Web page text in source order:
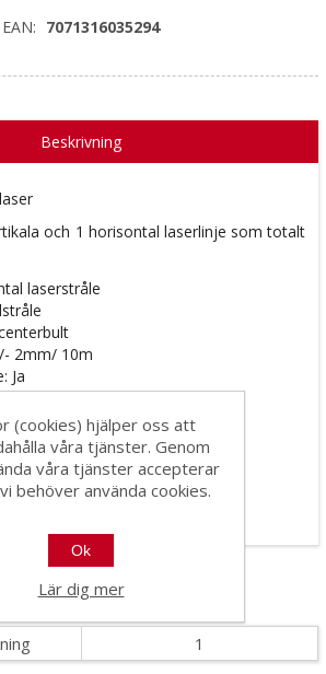
EAN: 7071316035294
Beskrivning
och 1 horisontal laserlinje som totalt
laserstråle
2mm/ 10m
Ja
10m
batterier
Ca. 15 timma0r
/ laserklass 2
JA
Batterier och väska
Specifikationer
1
(cookies) hjälper oss att
våra tjänster. Genom
våra tjänster accepterar
behöver använda cookies.
Ok
Lär dig mer